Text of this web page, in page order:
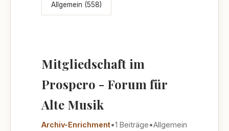
Allgemein (558)
Mitgliedschaft im
Prospero - Forum für
Alte Musik
Archiv-Enrichment•1 Beiträge•Allgemein